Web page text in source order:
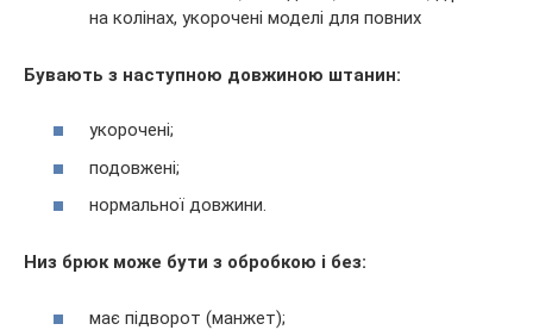
Бувають з наступною довжиною штанин:
укорочені;
подовжені;
нормальної довжини.
Низ брюк може бути з обробкою і без:
має підворот (манжет);